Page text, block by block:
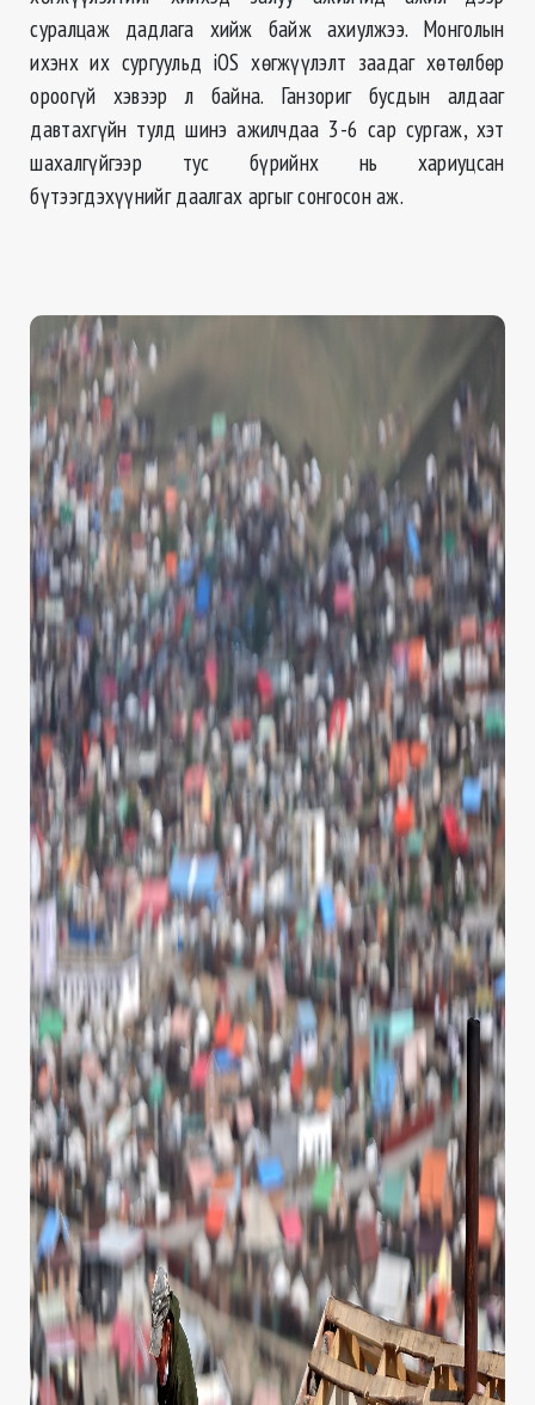
суралцаж дадлага хийж байж ахиулжээ. Монголын
ихэнх их сургуульд iOS хөгжүүлэлт заадаг хөтөлбөр
ороогүй хэвээр л байна. Ганзориг бусдын алдааг
давтахгүйн тулд шинэ ажилчдаа 3-6 сар сургаж, хэт
шахалгүйгээр тус бүрийнх нь хариуцсан
бүтээгдэхүүнийг даалгах аргыг сонгосон аж.